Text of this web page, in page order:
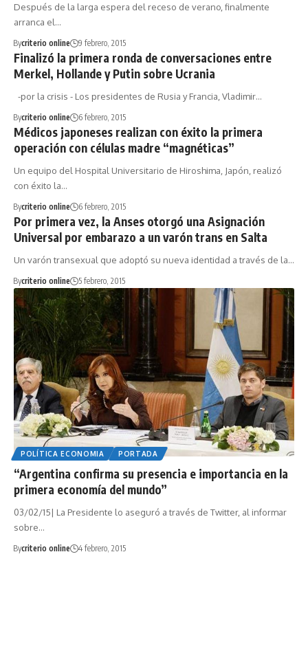
Después de la larga espera del receso de verano, finalmente
arranca el…
Bycriterio online 9 febrero, 2015
Finalizó la primera ronda de conversaciones entre
Merkel, Hollande y Putin sobre Ucrania
-por la crisis - Los presidentes de Rusia y Francia, Vladimir…
Bycriterio online 6 febrero, 2015
Médicos japoneses realizan con éxito la primera
operación con células madre “magnéticas”
Un equipo del Hospital Universitario de Hiroshima, Japón, realizó
con éxito la…
Bycriterio online 6 febrero, 2015
Por primera vez, la Anses otorgó una Asignación
Universal por embarazo a un varón trans en Salta
Un varón transexual que adoptó su nueva identidad a través de la…
Bycriterio online 5 febrero, 2015
POLÍTICA ECONOMIA PORTADA
“Argentina confirma su presencia e importancia en la
primera economía del mundo”
03/02/15| La Presidente lo aseguró a través de Twitter, al informar
sobre…
Bycriterio online 4 febrero, 2015